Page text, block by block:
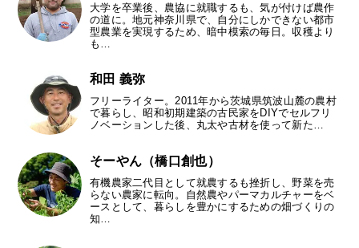
大学を卒業後、農協に就職するも、気が付けば農作
の道に。地元神奈川県で、自分にしかできない都市
型農業を実現するため、暗中模索の毎日。収穫より
も…
和田 義弥
フリーライター。2011年から茨城県筑波山麓の農村
で暮らし、昭和初期建築の古民家をDIYでセルフリ
ノベーションした後、丸太や古材を使って新た…
そーやん（橋口創也）
有機農家二代目として就農するも挫折し、野菜を売
らない農家に転向。自然農やパーマカルチャーをベ
ースとして、暮らしを豊かにするための畑づくりの
知…